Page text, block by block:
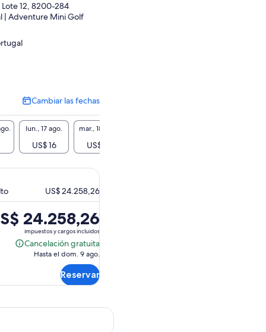
12, 8200-284
| Adventure Mini Golf
Cambiar las fechas
Cambiar
las
fechas
lun., 17 ago.
US$ 16
mar., 18 ago.
US$ 16
US$ 24.258,26
24.258,26
impuestos y cargos incluidos
Cancelación gratuita
Cancelación
Hasta el dom. 9 ago.
Reservar